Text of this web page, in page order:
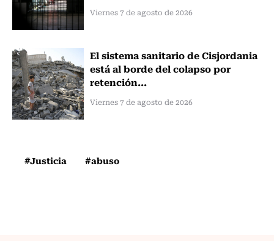
Viernes 7 de agosto de 2026
El sistema sanitario de Cisjordania
está al borde del colapso por
retención...
Viernes 7 de agosto de 2026
#Justicia #abuso